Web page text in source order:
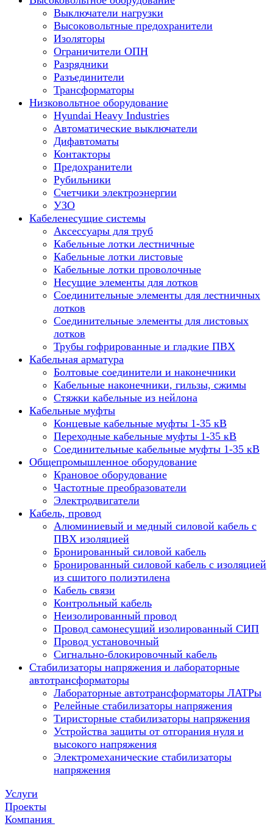
Выключатели нагрузки
Высоковольтные предохранители
Изоляторы
Ограничители ОПН
Разрядники
Разъединители
Трансформаторы
Низковольтное оборудование
Hyundai Heavy Industries
Автоматические выключатели
Дифавтоматы
Контакторы
Предохранители
Рубильники
Счетчики электроэнергии
УЗО
Кабеленесущие системы
Аксессуары для труб
Кабельные лотки лестничные
Кабельные лотки листовые
Кабельные лотки проволочные
Несущие элементы для лотков
Соединительные элементы для лестничных
лотков
Соединительные элементы для листовых
лотков
Трубы гофрированные и гладкие ПВХ
Кабельная арматура
Болтовые соединители и наконечники
Кабельные наконечники, гильзы, сжимы
Стяжки кабельные из нейлона
Кабельные муфты
Концевые кабельные муфты 1-35 кВ
Переходные кабельные муфты 1-35 кВ
Соединительные кабельные муфты 1-35 кВ
Общепромышленное оборудование
Крановое оборудование
Частотные преобразователи
Электродвигатели
Кабель, провод
Алюминиевый и медный силовой кабель с
ПВХ изоляцией
Бронированный силовой кабель
Бронированный силовой кабель с изоляцией
из сшитого полиэтилена
Кабель связи
Контрольный кабель
Неизолированный провод
Провод самонесущий изолированный СИП
Провод установочный
Сигнально-блокировочный кабель
Стабилизаторы напряжения и лабораторные
автотрансформаторы
Лабораторные автотрансформаторы ЛАТРы
Релейные стабилизаторы напряжения
Тиристорные стабилизаторы напряжения
Устройства защиты от отгорания нуля и
высокого напряжения
Электромеханические стабилизаторы
напряжения
Услуги
Проекты
Компания